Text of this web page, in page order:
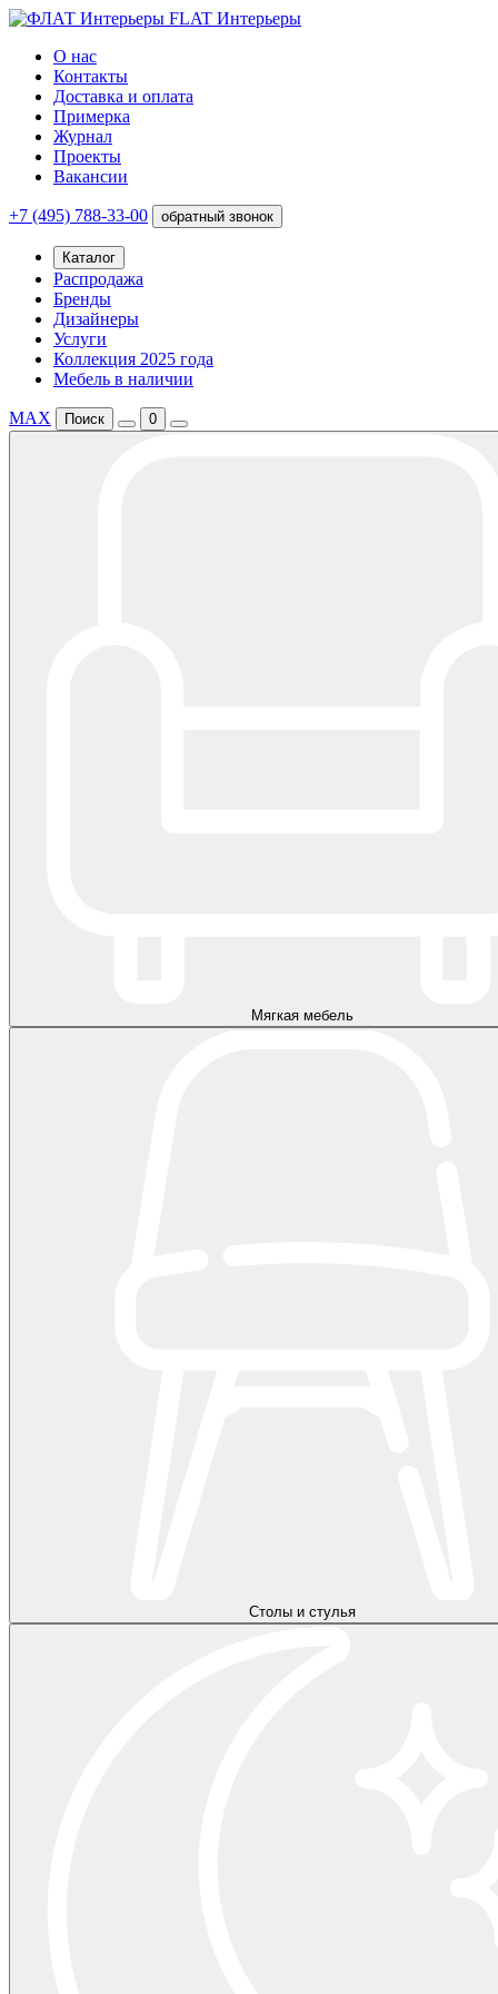
FLAT Интерьеры
О нас
Контакты
Доставка и оплата
Примерка
Журнал
Проекты
Вакансии
+7 (495) 788-33-00 обратный звонок
Каталог
Распродажа
Бренды
Дизайнеры
Услуги
Коллекция 2025 года
Мебель в наличии
MAX Поиск 0
Мягкая мебель
Столы и стулья